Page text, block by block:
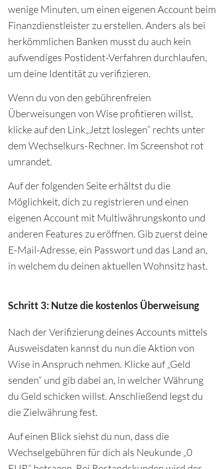
wenige Minuten, um einen eigenen Account beim
Finanzdienstleister zu erstellen. Anders als bei
herkömmlichen Banken musst du auch kein
aufwendiges Postident-Verfahren durchlaufen,
um deine Identität zu verifizieren.
Wenn du von den gebührenfreien
Überweisungen von Wise profitieren willst,
klicke auf den Link„Jetzt loslegen” rechts unter
dem Wechselkurs-Rechner. Im Screenshot rot
umrandet.
Auf der folgenden Seite erhältst du die
Möglichkeit, dich zu registrieren und einen
eigenen Account mit Multiwährungskonto und
anderen Features zu eröffnen. Gib zuerst deine
E-Mail-Adresse, ein Passwort und das Land an,
in welchem du deinen aktuellen Wohnsitz hast.
Schritt 3: Nutze die kostenlos Überweisung
Nach der Verifizierung deines Accounts mittels
Ausweisdaten kannst du nun die Aktion von
Wise in Anspruch nehmen. Klicke auf „Geld
senden“ und gib dabei an, in welcher Währung
du Geld schicken willst. Anschließend legst du
die Zielwährung fest.
Auf einen Blick siehst du nun, dass die
Wechselgebühren für dich als Neukunde „0